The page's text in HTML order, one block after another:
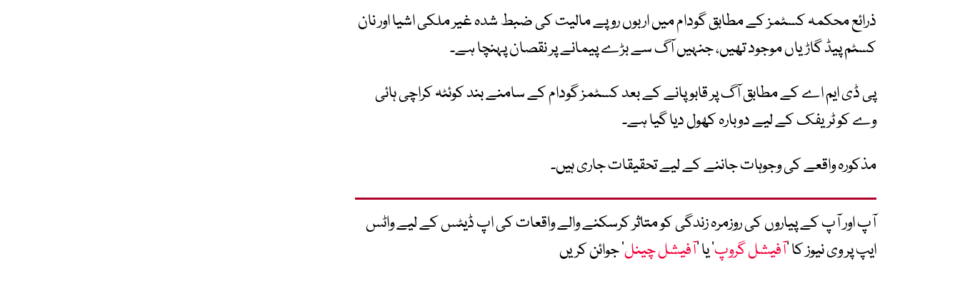
ذرائع محکمہ کسٹمز کے مطابق گودام میں اربوں روپے مالیت کی ضبط شدہ غیر ملکی اشیا اور نان
کسٹم پیڈ گاڑیاں موجود تھیں، جنہیں آگ سے بڑے پیمانے پر نقصان پہنچا ہے۔
پی ڈی ایم اے کے مطابق آگ پر قابو پانے کے بعد کسٹمز گودام کے سامنے بند کوئٹہ کراچی ہائی
وے کو ٹریفک کے لیے دوبارہ کھول دیا گیا ہے۔
مذکورہ واقعے کی وجوہات جاننے کے لیے تحقیقات جاری ہیں۔
آپ اور آپ کے پیاروں کی روزمرہ زندگی کو متاثر کرسکنے والے واقعات کی اپ ڈیٹس کے لیے واٹس
ایپ پر وی نیوز کا ’آفیشل گروپ‘ یا ’آفیشل چینل‘ جوائن کریں